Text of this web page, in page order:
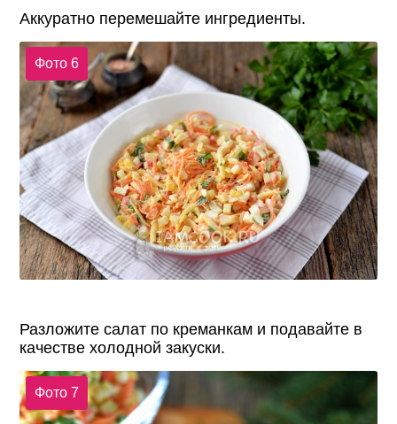
Аккуратно перемешайте ингредиенты.
Фото 6
Разложите салат по креманкам и подавайте в
качестве холодной закуски.
Фото 7